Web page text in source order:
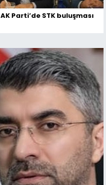
AK Parti’de STK buluşması